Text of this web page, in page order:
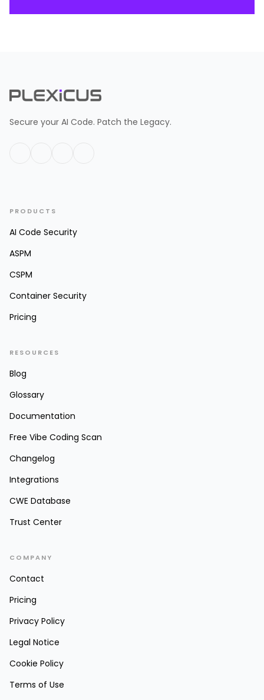
Secure your AI Code. Patch the Legacy.
PRODUCTS
AI Code Security
ASPM
CSPM
Container Security
Pricing
RESOURCES
Blog
Glossary
Documentation
Free Vibe Coding Scan
Changelog
Integrations
CWE Database
Trust Center
COMPANY
Contact
Pricing
Privacy Policy
Legal Notice
Cookie Policy
Terms of Use